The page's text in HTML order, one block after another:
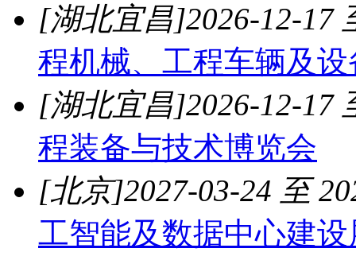
[湖北宜昌]2026-12-17
程机械、工程车辆及
[湖北宜昌]2026-12-17
程装备与技术博览会
[北京]2027-03-24 至
工智能及数据中心建